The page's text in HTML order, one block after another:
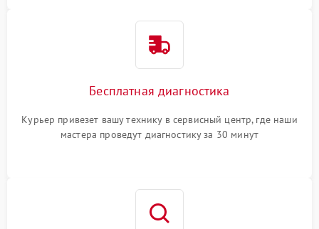
Бесплатная диагностика
Курьер привезет вашу технику в сервисный центр, где наши
мастера проведут диагностику за 30 минут